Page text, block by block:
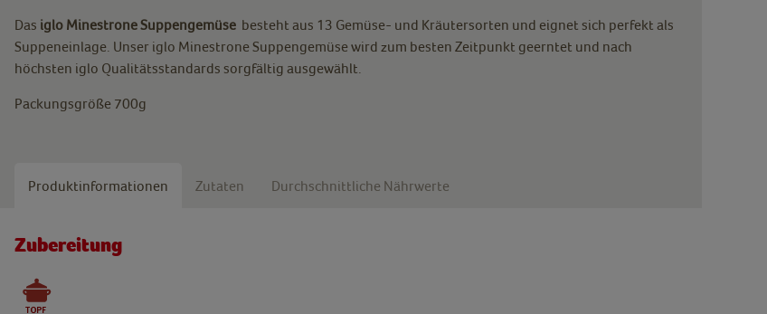
Das iglo Minestrone Suppengemüse besteht aus 13 Gemüse- und Kräutersorten und eignet sich perfekt als
Suppeneinlage. Unser iglo Minestrone Suppengemüse wird zum besten Zeitpunkt geerntet und nach
höchsten iglo Qualitätsstandards sorgfältig ausgewählt.
Packungsgröße 700g
Produktinformationen Zutaten Durchschnittliche Nährwerte
Zubereitung